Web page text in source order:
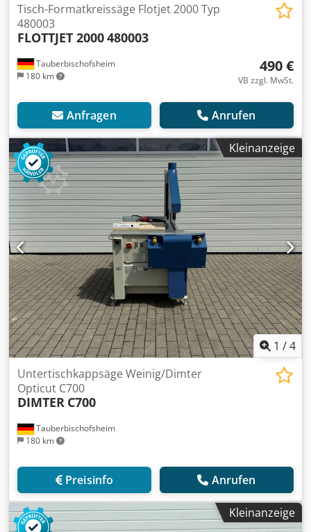
Tauberbischofsheim
180 km
Tisch-Formatkreissäge Flotjet 2000 Typ
480003
FLOTTJET 2000480003
490 €
VB zzgl. MwSt.
Anfragen Anrufen
Kleinanzeige
1 /4
Tauberbischofsheim
180 km
Untertischkappsäge Weinig/Dimter
Opticut C700
DIMTER C700
Preisinfo Anrufen
Kleinanzeige